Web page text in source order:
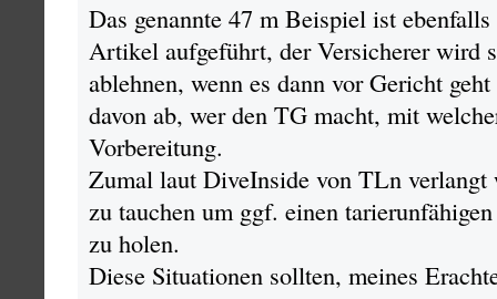
Das genannte 47 m Beispiel ist
Artikel aufgeführt, der Versicherer wird
ablehnen, wenn es dann vor Gericht
davon ab, wer den TG macht, mit
Vorbereitung.
Zumal laut DiveInside von TLn verlangt
zu tauchen um ggf. einen
zu holen.
Diese Situationen sollten, meines